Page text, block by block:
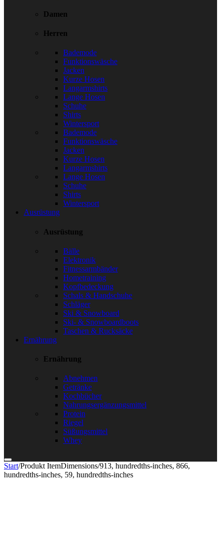
Damen
Herren
Bademode
Funktionswäsche
Jacken
Kurze Hosen
Langarmshirts
Lange Hosen
Schuhe
Shirts
Wintersport
Bademode
Funktionswäsche
Jacken
Kurze Hosen
Langarmshirts
Lange Hosen
Schuhe
Shirts
Wintersport
Ausrüstung
Ausrüstung
Bälle
Elektronik
Fitnessarmbänder
Hometraining
Kopfbedeckung
Schals & Handschuhe
Schläger
Ski & Snowboard
Ski- & Snowboardboots
Taschen & Rucksäcke
Ernährung
Ernährung
Abnehmen
Getränke
Kochbücher
Nahrungsergänzungsmittel
Protein
Riegel
Süßungsmittel
Whey
Start/Produkt ItemDimensions/913, hundredths-inches, 866,
hundredths-inches, 59, hundredths-inches